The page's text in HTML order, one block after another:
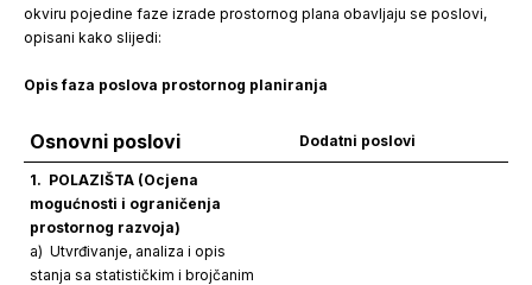
okviru pojedine faze izrade prostornog plana obavljaju se poslovi,
opisani kako slijedi:
Opis faza poslova prostornog planiranja
Osnovni poslovi Dodatni poslovi
1. POLAZIŠTA (Ocjena
mogućnosti i ograničenja
prostornog razvoja)
a) Utvrđivanje, analiza i opis
stanja sa statističkim i brojčanim